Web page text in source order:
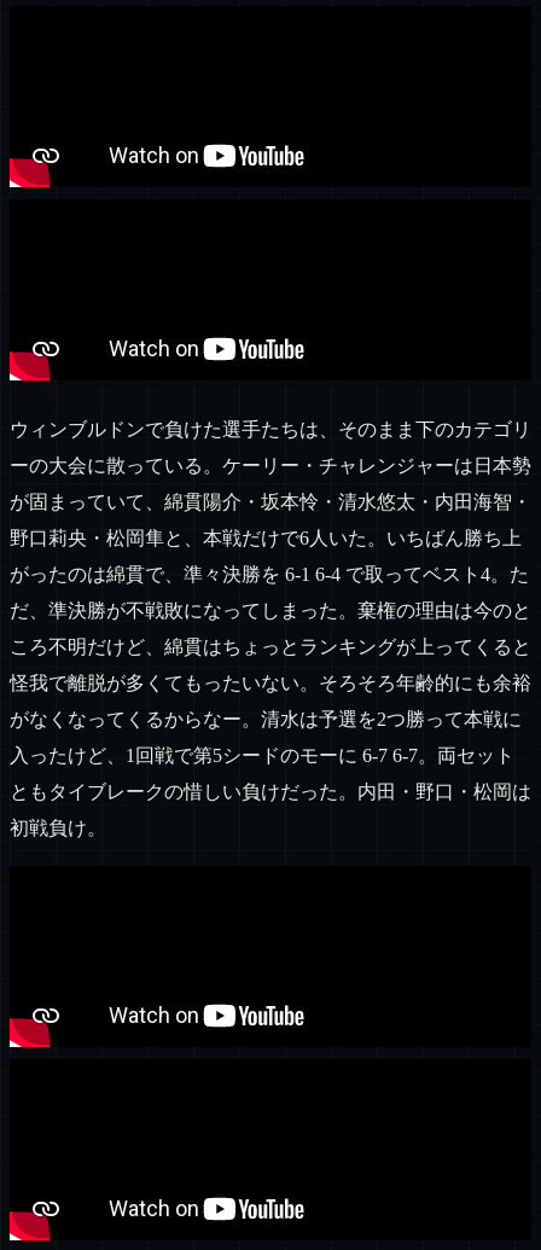
ウィンブルドンで負けた選手たちは、そのまま下のカテゴリ
ーの大会に散っている。ケーリー・チャレンジャーは日本勢
が固まっていて、綿貫陽介・坂本怜・清水悠太・内田海智・
野口莉央・松岡隼と、本戦だけで6人いた。いちばん勝ち上
がったのは綿貫で、準々決勝を 6-1 6-4 で取ってベスト4。た
だ、準決勝が不戦敗になってしまった。棄権の理由は今のと
ころ不明だけど、綿貫はちょっとランキングが上ってくると
怪我で離脱が多くてもったいない。そろそろ年齢的にも余裕
がなくなってくるからなー。清水は予選を2つ勝って本戦に
入ったけど、1回戦で第5シードのモーに 6-7 6-7。両セット
ともタイブレークの惜しい負けだった。内田・野口・松岡は
初戦負け。